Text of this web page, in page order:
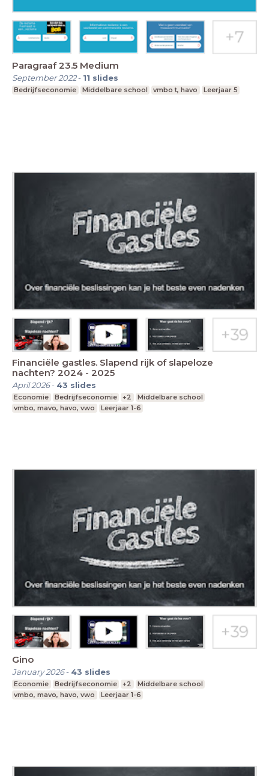
Paragraaf 23.5 Medium
September 2022- 11 slides
Bedrijfseconomie Middelbare school vmbo t, havo Leerjaar 5
Financiële gastles. Slapend rijk of slapeloze
nachten? 2024 - 2025
April 2026- 43 slides
Economie Bedrijfseconomie +2
Middelbare school
vmbo, mavo, havo, vwo
Leerjaar 1-6
Gino
January 2026- 43 slides
Economie Bedrijfseconomie +2
Middelbare school
vmbo, mavo, havo, vwo
Leerjaar 1-6